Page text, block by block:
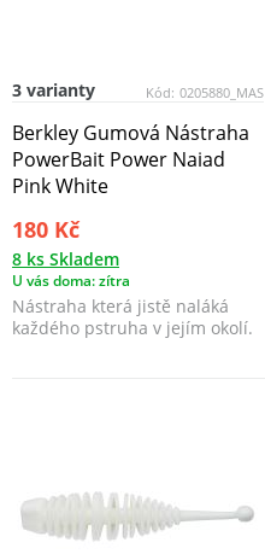
Kód: 0205880_MAS
3 varianty
Berkley Gumová Nástraha
PowerBait Power Naiad
Pink White
180 Kč
8 ks Skladem
U vás doma: zítra
Nástraha která jistě naláká
každého pstruha v jejím okolí.